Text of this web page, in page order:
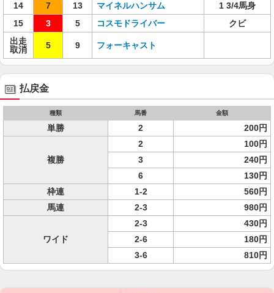
14
7 13 マイネルハンサム
1 3/4馬身
15
3 5 コスモドライバー
クビ
出走
取消
5 9 フォーキャスト
払戻金
種類 馬番 金額
単勝 2 200円
複勝
2
100円
3
240円
6
130円
枠連
1-2
560円
馬連
2-3 980円
ワイド
2-3
430円
2-6
180円
3-6
810円